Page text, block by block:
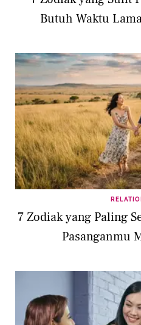
Butuh Waktu
7 Zodiak yang Paling
Pasanganmu